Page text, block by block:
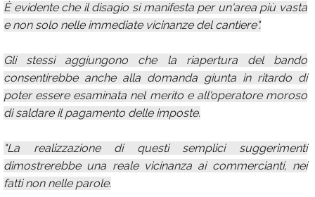
È evidente che il disagio si manifesta per un'area più vasta
e non solo nelle immediate vicinanze del cantiere".
Gli stessi aggiungono che la riapertura del bando
consentirebbe anche alla domanda giunta in ritardo di
poter essere esaminata nel merito e all'operatore moroso
di saldare il pagamento delle imposte.
"La realizzazione di questi semplici suggerimenti
dimostrerebbe una reale vicinanza ai commercianti, nei
fatti non nelle parole.